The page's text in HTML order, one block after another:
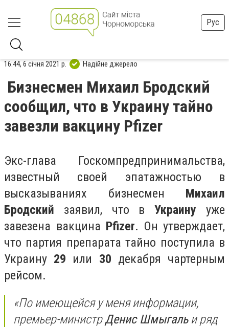
Рус
16:44, 6 січня 2021 р. Надійне джерело
Бизнесмен Михаил Бродский
сообщил, что в Украину тайно
завезли вакцину Pfizer
Экс-глава Госкомпредпринимальства,
известный своей эпатажностью в
высказываниях бизнесмен Михаил
Бродский заявил, что вУкраину уже
завезена вакцина Pfizer. Он утверждает,
что партия препарата тайно поступила в
Украину 29 или 30 декабря чартерным
рейсом.
«По имеющейся у меня информации,
премьер-министрДенис Шмыгальи ряд